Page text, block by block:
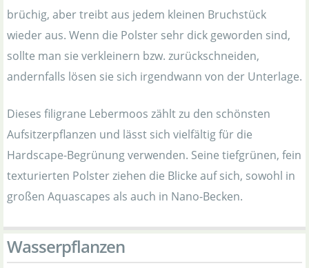
brüchig, aber treibt aus jedem kleinen Bruchstück
wieder aus. Wenn die Polster sehr dick geworden sind,
sollte man sie verkleinern bzw. zurückschneiden,
andernfalls lösen sie sich irgendwann von der Unterlage.
Dieses filigrane Lebermoos zählt zu den schönsten
Aufsitzerpflanzen und lässt sich vielfältig für die
Hardscape-Begrünung verwenden. Seine tiefgrünen, fein
texturierten Polster ziehen die Blicke auf sich, sowohl in
großen Aquascapes als auch in Nano-Becken.
Wasserpflanzen